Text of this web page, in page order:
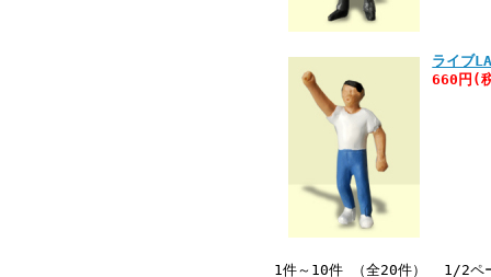
ライブ
660円(
1件～10件 （全20件） 1/2ペ